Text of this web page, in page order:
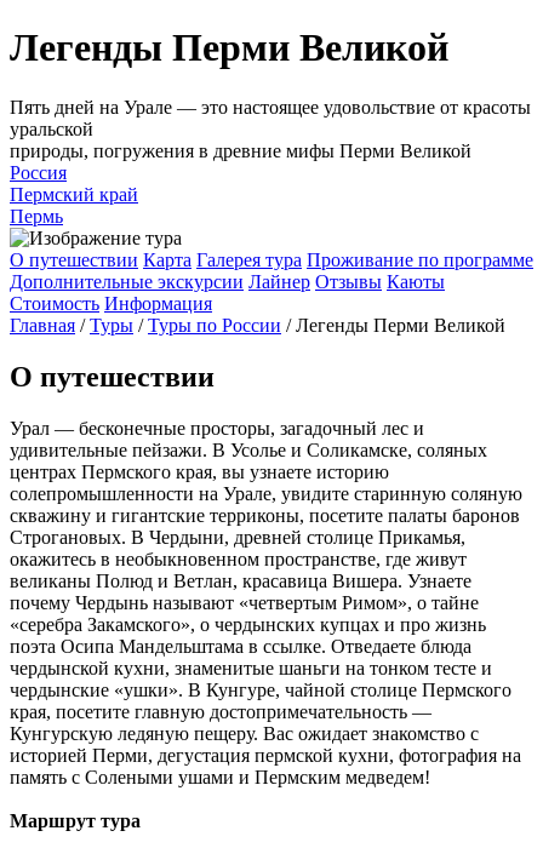
Легенды Перми Великой
Пять дней на Урале — это настоящее удовольствие от красоты
уральской
природы, погружения в древние мифы Перми Великой
Россия
Пермский край
Пермь
О путешествии Карта Галерея тура Проживание по программе
Дополнительные экскурсии Лайнер Отзывы Каюты
Стоимость Информация
Главная /Туры /Туры по России /Легенды Перми Великой
О путешествии
Урал — бесконечные просторы, загадочный лес и
удивительные пейзажи. В Усолье и Соликамске, соляных
центрах Пермского края, вы узнаете историю
солепромышленности на Урале, увидите старинную соляную
скважину и гигантские терриконы, посетите палаты баронов
Строгановых. В Чердыни, древней столице Прикамья,
окажитесь в необыкновенном пространстве, где живут
великаны Полюд и Ветлан, красавица Вишера. Узнаете
почему Чердынь называют «четвертым Римом», о тайне
«серебра Закамского», о чердынских купцах и про жизнь
поэта Осипа Мандельштама в ссылке. Отведаете блюда
чердынской кухни, знаменитые шаньги на тонком тесте и
чердынские «ушки». В Кунгуре, чайной столице Пермского
края, посетите главную достопримечательность —
Кунгурскую ледяную пещеру. Вас ожидает знакомство с
историей Перми, дегустация пермской кухни, фотография на
память с Солеными ушами и Пермским медведем!
Маршрут тура